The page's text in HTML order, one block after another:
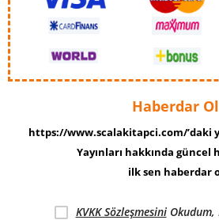
Haberdar
https://www.scalakitapci.com/’daki
Yayınları hakkında güncel
ilk sen haberdar
KVKK SözleşmesiniOkudum,